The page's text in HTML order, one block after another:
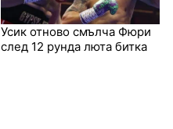
Усик отново смълча Фюри
след 12 рунда люта битка